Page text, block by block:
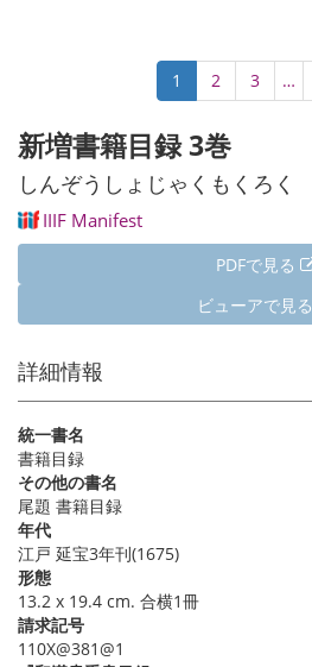
送
り
カ
レ
ン
ト
ペ
ー
1 Page
2 Page
3 …
新増書籍目録 3巻
しんぞうしょじゃくもくろく
IIIF Manifest
PDFで見る
ビューアで見る
詳細情報
統一書名
書籍目録
その他の書名
尾題 書籍目録
年代
江戸 延宝3年刊(1675)
形態
13.2 x 19.4 cm. 合横1冊
請求記号
110X@381@1